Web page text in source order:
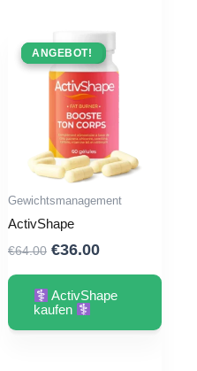
ANGEBOT !
ANGEBOT!
Gewichtsmanagement
ActivShape
€64.00 Ursprünglicher
war:
€64.00
€36.00Aktueller
ist:
ActivShape
kaufen